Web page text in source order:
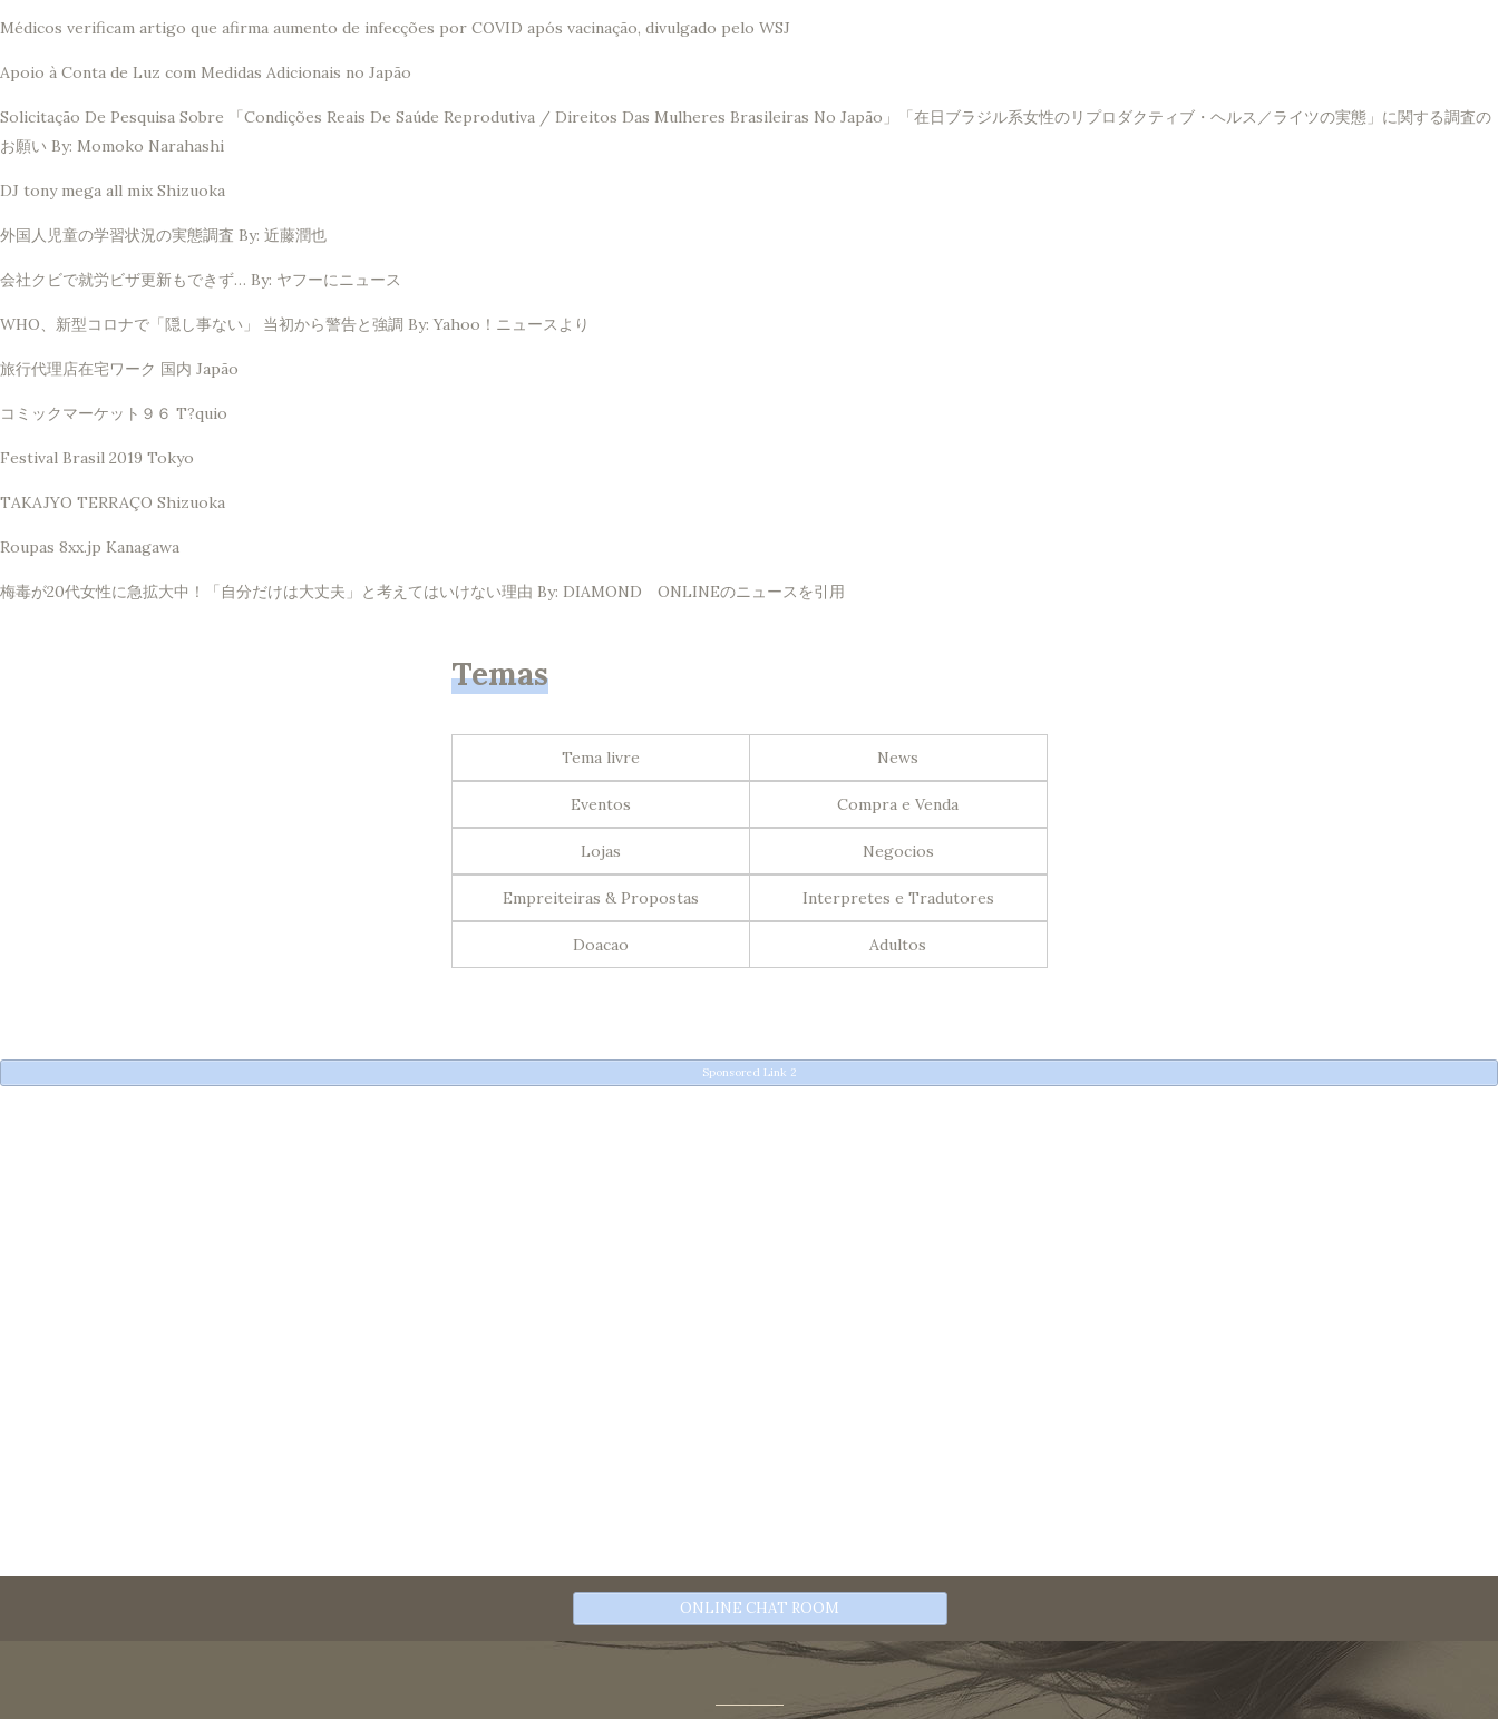
Médicos verificam artigo que afirma aumento de infecções por COVID após vacinação, divulgado pelo WSJ
Apoio à Conta de Luz com Medidas Adicionais no Japão
Solicitação De Pesquisa Sobre 「Condições Reais De Saúde Reprodutiva / Direitos Das Mulheres Brasileiras No Japão」「在日ブラジル系女性のリプロダクティブ・ヘルス／ライツの実態」に関する調査の
お願い By: Momoko Narahashi
DJ tony mega all mix Shizuoka
外国人児童の学習状況の実態調査 By: 近藤潤也
会社クビで就労ビザ更新もできず… By: ヤフーにニュース
WHO、新型コロナで「隠し事ない」 当初から警告と強調 By: Yahoo！ニュースより
旅行代理店在宅ワーク 国内 Japão
コミックマーケット９６ T?quio
Festival Brasil 2019 Tokyo
TAKAJYO TERRAÇO Shizuoka
Roupas 8xx.jp Kanagawa
梅毒が20代女性に急拡大中！「自分だけは大丈夫」と考えてはいけない理由 By: DIAMOND ONLINEのニュースを引用
Temas
Tema livre News
Eventos Compra e Venda
Lojas Negocios
Empreiteiras & Propostas Interpretes e Tradutores
Doacao Adultos
Sponsored Link 2
ONLINE CHAT ROOM